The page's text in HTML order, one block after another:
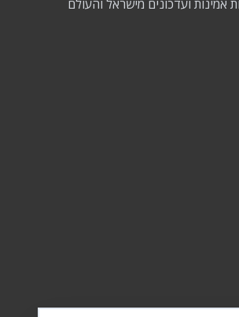
אמינות ועדכונים מישראל והעולם